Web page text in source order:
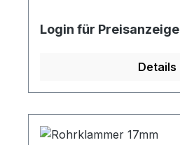
Login für Preisanzeige
Details